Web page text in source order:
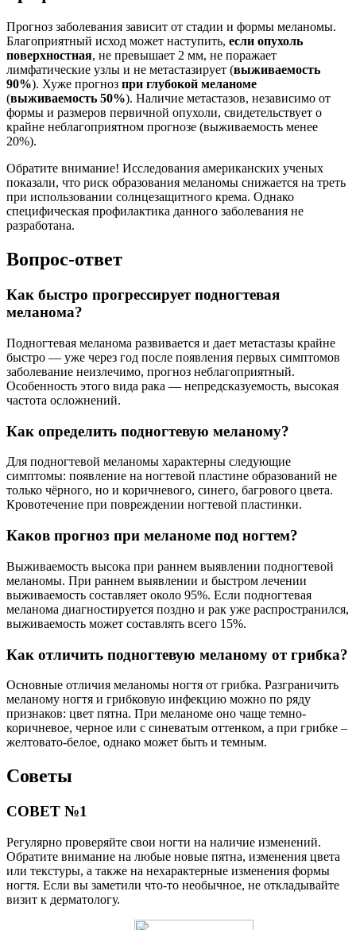
Прогноз заболевания зависит от стадии и формы меланомы.
Благоприятный исход может наступить, если опухоль
поверхностная, не превышает 2 мм, не поражает
лимфатические узлы и не метастазирует (выживаемость
90%). Хуже прогноз при глубокой меланоме
(выживаемость 50%). Наличие метастазов, независимо от
формы и размеров первичной опухоли, свидетельствует о
крайне неблагоприятном прогнозе (выживаемость менее
20%).
Обратите внимание! Исследования американских ученых
показали, что риск образования меланомы снижается на треть
при использовании солнцезащитного крема. Однако
специфическая профилактика данного заболевания не
разработана.
Вопрос-ответ
Как быстро прогрессирует подногтевая
меланома?
Подногтевая меланома развивается и дает метастазы крайне
быстро — уже через год после появления первых симптомов
заболевание неизлечимо, прогноз неблагоприятный.
Особенность этого вида рака — непредсказуемость, высокая
частота осложнений.
Как определить подногтевую меланому?
Для подногтевой меланомы характерны следующие
симптомы: появление на ногтевой пластине образований не
только чёрного, но и коричневого, синего, багрового цвета.
Кровотечение при повреждении ногтевой пластинки.
Каков прогноз при меланоме под ногтем?
Выживаемость высока при раннем выявлении подногтевой
меланомы. При раннем выявлении и быстром лечении
выживаемость составляет около 95%. Если подногтевая
меланома диагностируется поздно и рак уже распространился,
выживаемость может составлять всего 15%.
Как отличить подногтевую меланому от грибка?
Основные отличия меланомы ногтя от грибка. Разграничить
меланому ногтя и грибковую инфекцию можно по ряду
признаков: цвет пятна. При меланоме оно чаще темно-
коричневое, черное или с синеватым оттенком, а при грибке –
желтовато-белое, однако может быть и темным.
Советы
СОВЕТ №1
Регулярно проверяйте свои ногти на наличие изменений.
Обратите внимание на любые новые пятна, изменения цвета
или текстуры, а также на нехарактерные изменения формы
ногтя. Если вы заметили что-то необычное, не откладывайте
визит к дерматологу.